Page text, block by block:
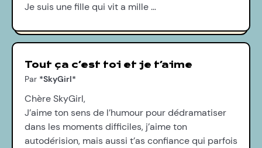
Je suis une fille qui vit a mille …
Tout ça c’est toi et je t’aime
Par *SkyGirl*
Chère SkyGirl,
J’aime ton sens de l’humour pour dédramatiser
dans les moments difficiles, j’aime ton
autodérision, mais aussi t’as confiance qui parfois